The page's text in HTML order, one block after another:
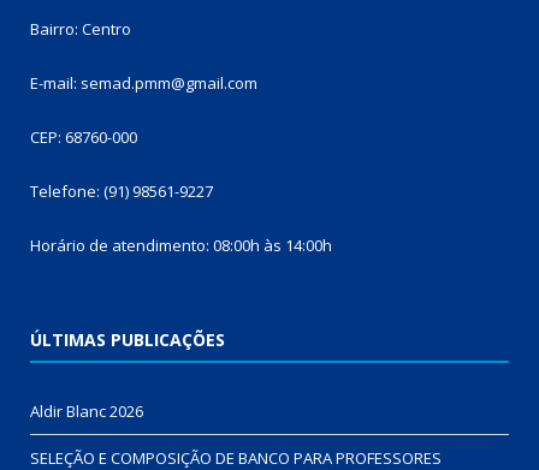
Bairro: Centro
E-mail: semad.pmm@gmail.com
CEP: 68760-000
Telefone: (91) 98561-9227
Horário de atendimento: 08:00h às 14:00h
ÚLTIMAS PUBLICAÇÕES
Aldir Blanc 2026
SELEÇÃO E COMPOSIÇÃO DE BANCO PARA PROFESSORES